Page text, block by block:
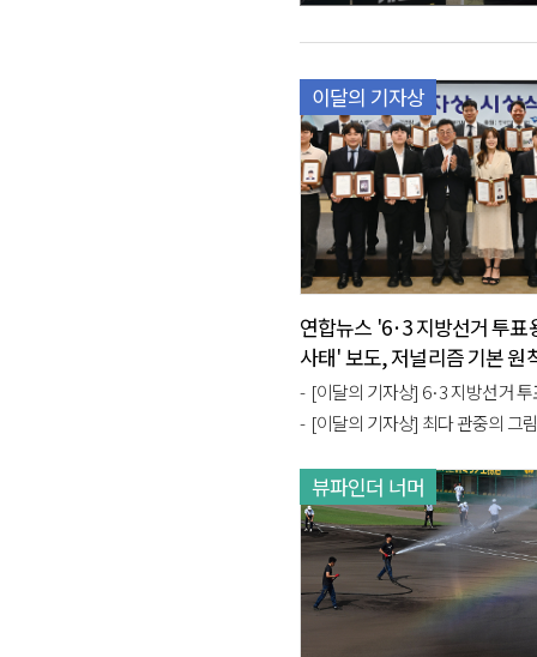
이달의 기자상
연합뉴스 '6·3 지방선거 투표
사태' 보도, 저널리즘 기본
[이달의 기자상] 6·3 지방선거 투표용
[이달의 기자상] 최다 관중의 그림자, 야
뷰파인더 너머